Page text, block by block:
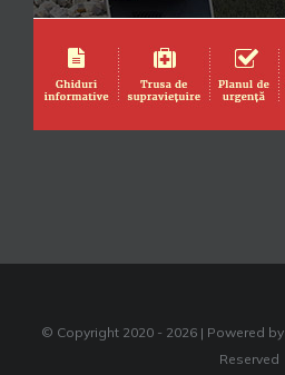
© Copyright 2020 - 2026 | Powered by
Reserved